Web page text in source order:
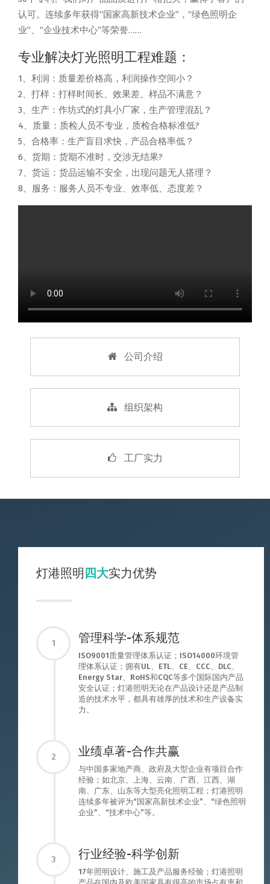
认可。连续多年获得“国家高新技术企业”，“绿色照明企
业”、“企业技术中心”等荣誉……
专业解决灯光照明工程难题：
1、利润：质量差价格高，利润操作空间小？
2、打样：打样时间长、效果差、样品不满意？
3、生产：作坊式的灯具小厂家，生产管理混乱？
4、质量：质检人员不专业，质检合格标准低?
5、合格率：生产盲目求快，产品合格率低？
6、货期：货期不准时，交涉无结果?
7、货运：货品运输不安全，出现问题无人搭理？
8、服务：服务人员不专业、效率低、态度差？
公司介绍
组织架构
工厂实力
灯港照明四大实力优势
1 管理科学-体系规范
ISO9001质量管理体系认证；ISO14000环境管
理体系认证；拥有UL、ETL、CE、CCC、DLC、
Energy Star、RoHS和CQC等多个国际国内产品
安全认证；灯港照明无论在产品设计还是产品制
造的技术水平，都具有雄厚的技术和生产设备实
力。
2 业绩卓著-合作共赢
与中国多家地产商、政府及大型企业有项目合作
经验；如北京、上海、云南、广西、江西、湖
南、广东、山东等大型亮化照明工程；灯港照明
连续多年被评为“国家高新技术企业”、“绿色照明
企业”、“技术中心”等。
3 行业经验-科学创新
17年照明设计、施工及产品服务经验；灯港照明